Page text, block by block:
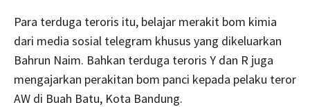
Para terduga teroris itu, belajar merakit bom kimia
dari media sosial telegram khusus yang dikeluarkan
Bahrun Naim. Bahkan terduga teroris Y dan R juga
mengajarkan perakitan bom panci kepada pelaku teror
AW di Buah Batu, Kota Bandung.